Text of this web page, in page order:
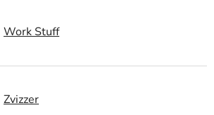
Work Stuff
Zvizzer